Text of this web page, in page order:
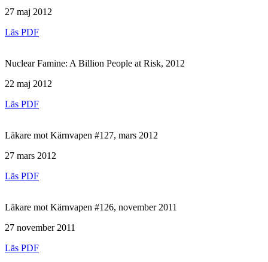
27 maj 2012
Läs PDF
Nuclear Famine: A Billion People at Risk, 2012
22 maj 2012
Läs PDF
Läkare mot Kärnvapen #127, mars 2012
27 mars 2012
Läs PDF
Läkare mot Kärnvapen #126, november 2011
27 november 2011
Läs PDF